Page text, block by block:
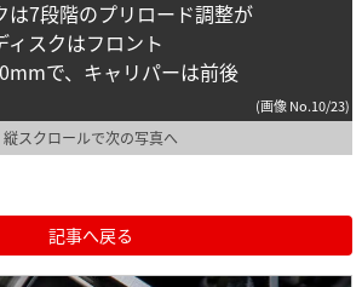
は7段階のプリロード調整が
スクはフロント
で、キャリパーは前後
(画像 No.10/23)
縦スクロールで次の写真へ
記事へ戻る